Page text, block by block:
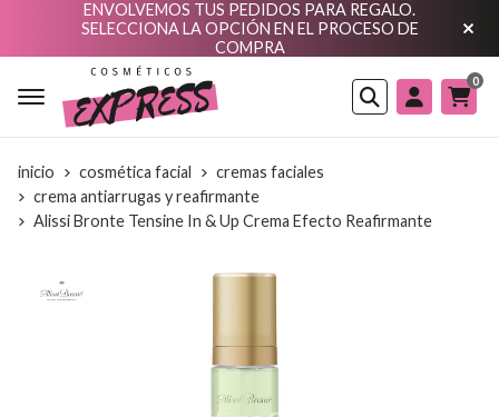
ENVOLVEMOS TUS PEDIDOS PARA REGALO.
SELECCIONA LA OPCIÓN EN EL PROCESO DE
COMPRA
Buscar
0
inicio cosmética facial
cremas faciales
crema antiarrugas y reafirmante
Alissi Bronte Tensine In & Up Crema Efecto Reafirmante